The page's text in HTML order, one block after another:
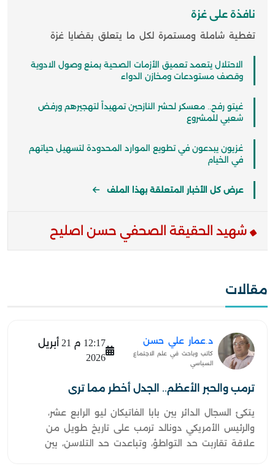
نافذة على غزة
تغطية شاملة ومستمرة لكل ما يتعلق بقضايا غزة
الاحتلال يتعمد تعميق الأزمات الصحية بمنع وصول الادوية
وقصف مستودعات ومخازن الدواء
غيتو رفح.. معسكر لحشر النازحين تمهيداً لتهجيرهم ورفض
شعبي للمشروع
غزيون يبدعون في تطويع الموارد المحدودة لتسهيل حياتهم
في الخيام
عرض كل الأخبار المتعلقة بهذا الملف
شهيد الحقيقة الصحفي حسن اصليح
مقالات
د.عمار علي حسن
كاتب وباحث في علم الاجتماع
السياسي
12:17 م 21 أبريل
2026
ترمب والحبر الأعظم.. الجدل أخطر مما ترى
يتكئ السجال الدائر بين بابا الفاتيكان ليو الرابع عشر،
والرئيس الأمريكي دونالد ترمب على تاريخ طويل من
علاقة تقاربت حد التواطؤ، وتباعدت حد التلاسن، بين